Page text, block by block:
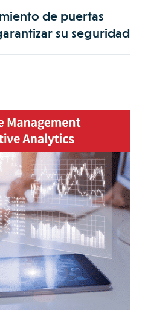
de puertas
su seguridad